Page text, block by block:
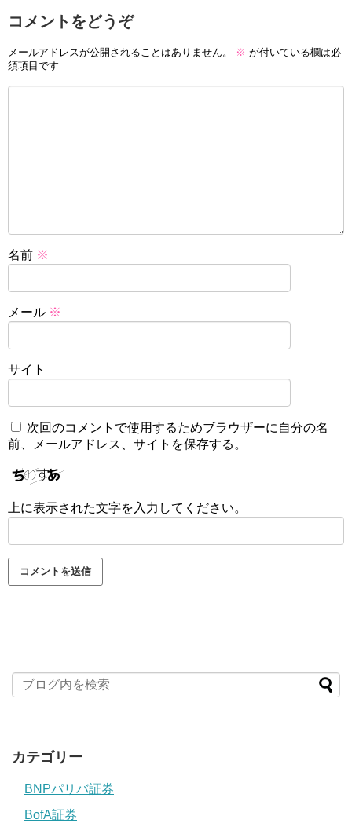
コメントをどうぞ
メールアドレスが公開されることはありません。 ※ が付いている欄は必
須項目です
名前 ※
メール ※
サイト
次回のコメントで使用するためブラウザーに自分の名
前、メールアドレス、サイトを保存する。
上に表示された文字を入力してください。
カテゴリー
BNPパリバ証券
BofA証券